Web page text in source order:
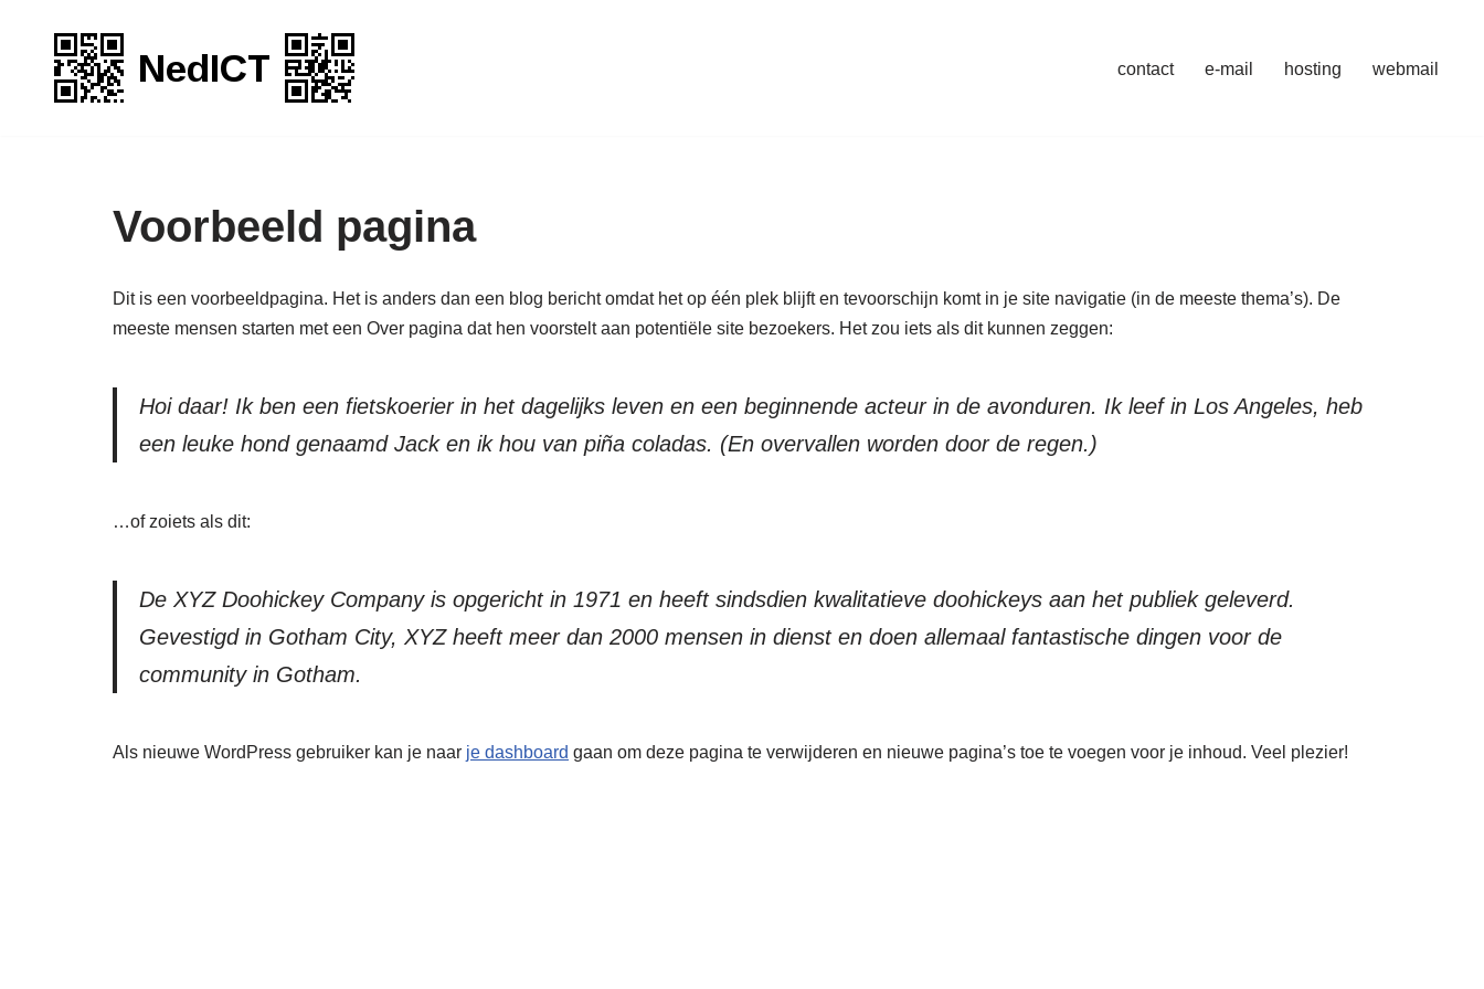
contact e-mail hosting webmail
Voorbeeld pagina
Dit is een voorbeeldpagina. Het is anders dan een blog bericht omdat het op één plek blijft en tevoorschijn komt in je site navigatie (in de meeste thema’s). De
meeste mensen starten met een Over pagina dat hen voorstelt aan potentiële site bezoekers. Het zou iets als dit kunnen zeggen:
Hoi daar! Ik ben een fietskoerier in het dagelijks leven en een beginnende acteur in de avonduren. Ik leef in Los Angeles, heb
een leuke hond genaamd Jack en ik hou van piña coladas. (En overvallen worden door de regen.)
…of zoiets als dit:
De XYZ Doohickey Company is opgericht in 1971 en heeft sindsdien kwalitatieve doohickeys aan het publiek geleverd.
Gevestigd in Gotham City, XYZ heeft meer dan 2000 mensen in dienst en doen allemaal fantastische dingen voor de
community in Gotham.
Als nieuwe WordPress gebruiker kan je naar je dashboard gaan om deze pagina te verwijderen en nieuwe pagina’s toe te voegen voor je inhoud. Veel plezier!